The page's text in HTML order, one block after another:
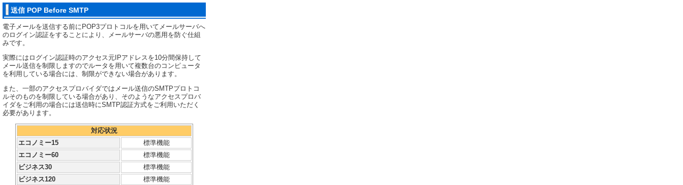
送信 POP Before SMTP
電子メールを送信する前にPOP3プロトコルを用いてメールサーバへ
のログイン認証をすることにより、メールサーバの悪用を防ぐ仕組
みです。
実際にはログイン認証時のアクセス元IPアドレスを10分間保持して
メール送信を制限しますのでルータを用いて複数台のコンピュータ
を利用している場合には、制限ができない場合があります。
また、一部のアクセスプロバイダではメール送信のSMTPプロトコ
ルそのものを制限している場合があり、そのようなアクセスプロバ
イダをご利用の場合には送信時にSMTP認証方式をご利用いただく
必要があります。
対応状況
エコノミー15
標準機能
エコノミー60
標準機能
ビジネス30
標準機能
ビジネス120
標準機能